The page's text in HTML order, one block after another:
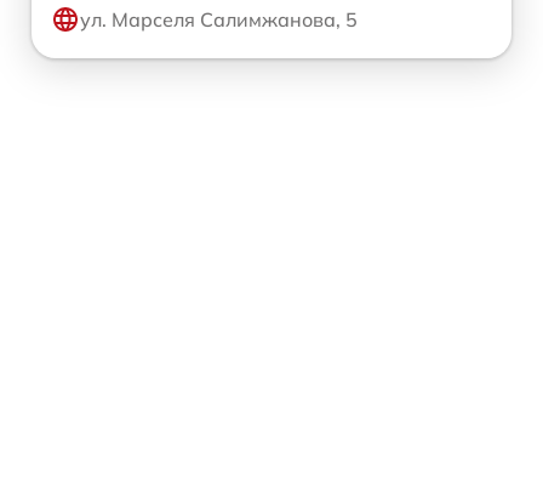
ул. Марселя Салимжанова, 5